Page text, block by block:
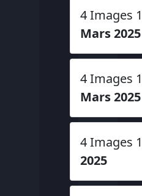
4 Images
Mars 2025
4 Images
Mars 2025
4 Images
2025